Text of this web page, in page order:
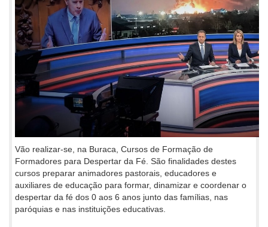
Vão realizar-se, na Buraca, Cursos de Formação de
Formadores para Despertar da Fé. São finalidades destes
cursos preparar animadores pastorais, educadores e
auxiliares de educação para formar, dinamizar e coordenar o
despertar da fé dos 0 aos 6 anos junto das famílias, nas
paróquias e nas instituições educativas.